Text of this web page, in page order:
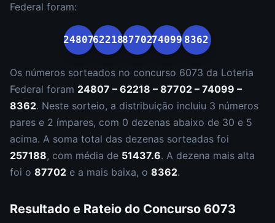
Federal foram:
24807622188770274099 8362
Os números sorteados no concurso 6073 da Loteria
Federal foram 24807 – 62218 – 87702 – 74099 –
8362. Neste sorteio, a distribuição incluiu 3 números
pares e 2 ímpares, com 0 dezenas abaixo de 30 e 5
acima. A soma total das dezenas sorteadas foi
257188, com média de 51437.6. A dezena mais alta
foi o 87702 e a mais baixa, o 8362.
Resultado e Rateio do Concurso 6073